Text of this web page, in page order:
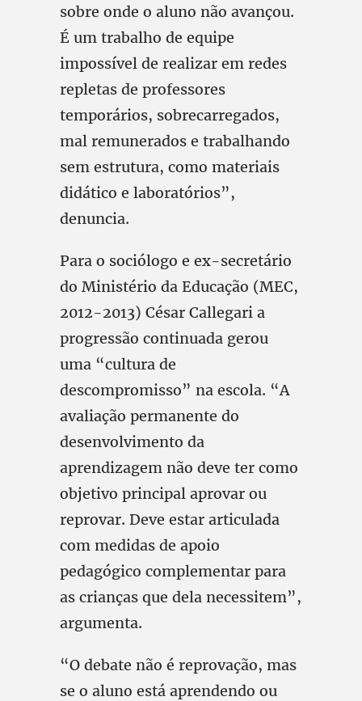
sobre onde o aluno não avançou.
É um trabalho de equipe
impossível de realizar em redes
repletas de professores
temporários, sobrecarregados,
mal remunerados e trabalhando
sem estrutura, como materiais
didático e laboratórios”,
denuncia.
Para o sociólogo e ex-secretário
do Ministério da Educação (MEC,
2012-2013) César Callegari a
progressão continuada gerou
uma “cultura de
descompromisso” na escola. “A
avaliação permanente do
desenvolvimento da
aprendizagem não deve ter como
objetivo principal aprovar ou
reprovar. Deve estar articulada
com medidas de apoio
pedagógico complementar para
as crianças que dela necessitem”,
argumenta.
“O debate não é reprovação, mas
se o aluno está aprendendo ou